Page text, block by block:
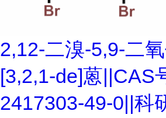
2,12-二溴-5,9-二
[3,2,1-de]蒽||CAS
2417303-49-0||科